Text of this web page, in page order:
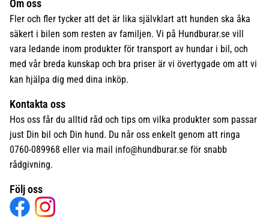
Om oss
Fler och fler tycker att det är lika självklart att hunden ska åka
säkert i bilen som resten av familjen. Vi på Hundburar.se vill
vara ledande inom produkter för transport av hundar i bil, och
med vår breda kunskap och bra priser är vi övertygade om att vi
kan hjälpa dig med dina inköp.
Kontakta oss
Hos oss får du alltid råd och tips om vilka produkter som passar
just Din bil och Din hund. Du når oss enkelt genom att ringa
0760-089968 eller via mail info@hundburar.se för snabb
rådgivning.
Följ oss